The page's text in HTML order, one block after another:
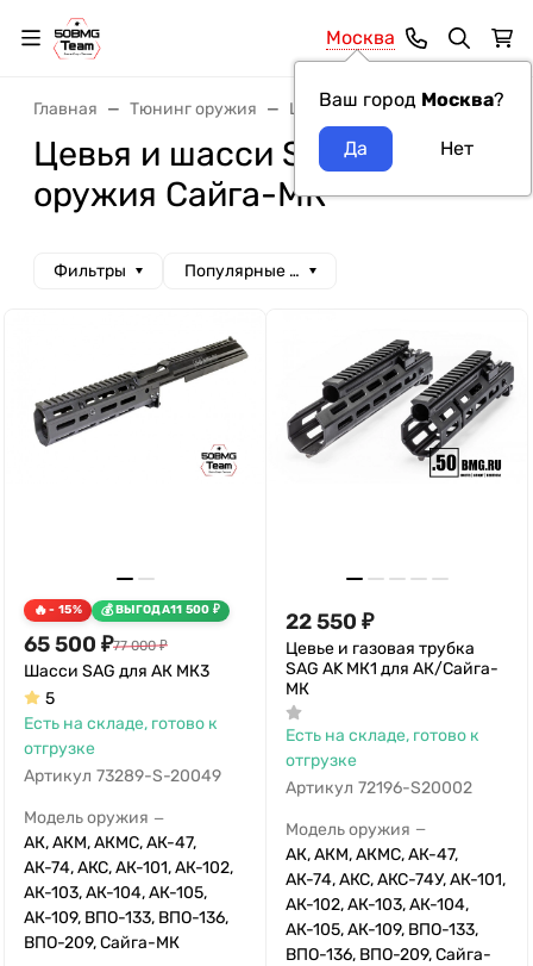
Москва
Ваш город Москва?
Главная Тюнинг оружия Цевья Цевья и шасси SAG
Цевья и шасси SAG модель
оружия Сайга-МК
Фильтры Популярные сначала
- 15% ВЫГОДА11 500 ₽
65 500 ₽77 000 ₽
Шасси SAG для АК МК3
5
Есть на складе, готово к
отгрузке
Артикул 73289-S-20049
Модель оружия —
АК, АКМ, АКМС, АК-47,
АК-74, АКС, АК-101, АК-102,
АК-103, АК-104, АК-105,
АК-109, ВПО-133, ВПО-136,
ВПО-209, Сайга-МК
22 550 ₽
Цевье и газовая трубка
SAG AK МК1 для АК/Сайга-
МК
Есть на складе, готово к
отгрузке
Артикул 72196-S20002
Модель оружия —
АК, АКМ, АКМС, АК-47,
АК-74, АКС, АКС-74У, АК-101,
АК-102, АК-103, АК-104,
АК-105, АК-109, ВПО-133,
ВПО-136, ВПО-209, Сайга-